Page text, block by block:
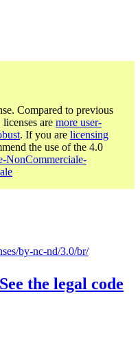
Compared to previous
are more user-
. If you are licensing
the use of the 4.0
NonCommerciale-
by-nc-nd/3.0/br/
See the legal code